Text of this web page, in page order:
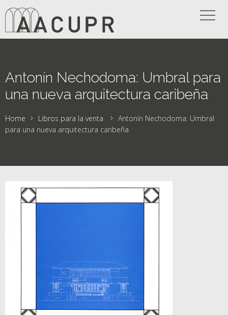
Antonín Nechodoma: Umbral para
una nueva arquitectura caribeña
Home Libros para la venta
Antonín Nechodoma: Umbral
para una nueva arquitectura caribeña